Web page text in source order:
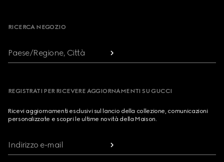
RICERCA NEGOZIO
Paese/Regione, Città
REGISTRATI PER RICEVERE AGGIORNAMENTI SU GUCCI
Ricevi aggiornamenti esclusivi sul lancio della collezione, comunicazioni
personalizzate e scopri le ultime novità della Maison.
Indirizzo e-mail